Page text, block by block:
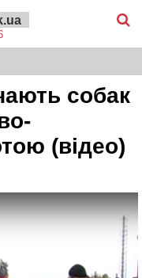
собак
(відео)